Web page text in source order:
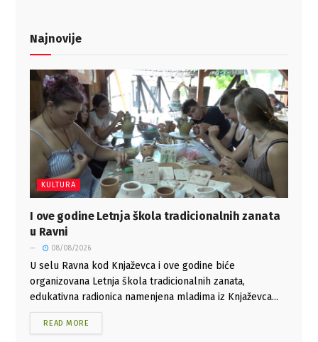
Najnovije
KULTURA
I ove godine Letnja škola tradicionalnih zanata
u Ravni
08/08/2026
U selu Ravna kod Knjaževca i ove godine biće
organizovana Letnja škola tradicionalnih zanata,
edukativna radionica namenjena mladima iz Knjaževca...
READ MORE